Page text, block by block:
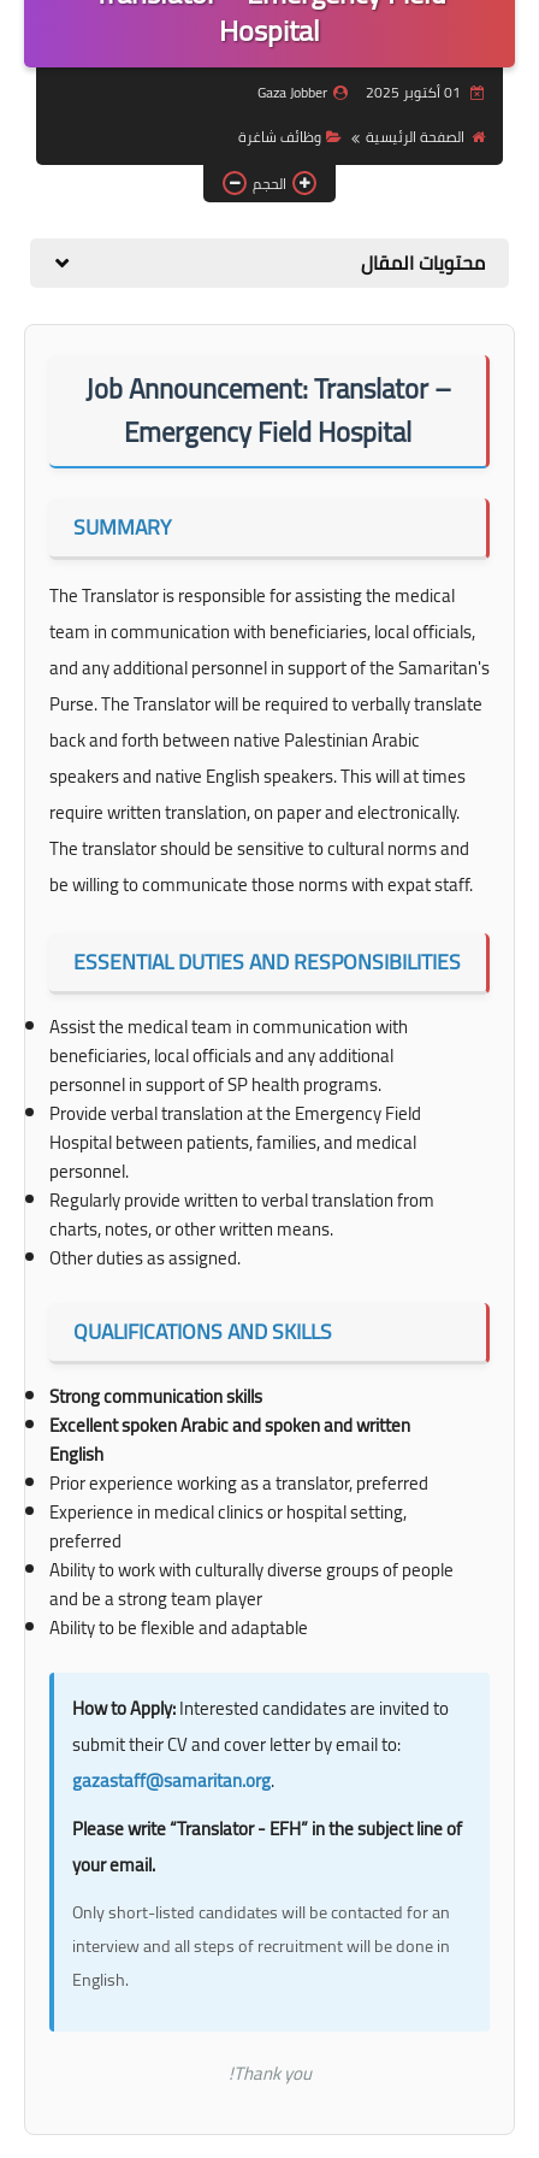
منوعات
نماذج سيرة ذاتية
Hospital
Gaza Jobber
الصفحة الرئيسية
وظائف شاغرة
الحجم
محتويات المقال
Job Announcement: Translator –
Emergency Field Hospital
SUMMARY
The Translator is responsible for assisting the medical
team in communication with beneficiaries, local officials,
and any additional personnel in support of the Samaritan's
Purse. The Translator will be required to verbally translate
back and forth between native Palestinian Arabic
speakers and native English speakers. This will at times
require written translation, on paper and electronically.
The translator should be sensitive to cultural norms and
be willing to communicate those norms with expat staff.
ESSENTIAL DUTIES AND RESPONSIBILITIES
Assist the medical team in communication with
beneficiaries, local officials and any additional
personnel in support of SP health programs.
Provide verbal translation at the Emergency Field
Hospital between patients, families, and medical
personnel.
Regularly provide written to verbal translation from
charts, notes, or other written means.
Other duties as assigned.
QUALIFICATIONS AND SKILLS
Strong communication skills
Excellent spoken Arabic and spoken and written
English
Prior experience working as a translator, preferred
Experience in medical clinics or hospital setting,
preferred
Ability to work with culturally diverse groups of people
and be a strong team player
Ability to be flexible and adaptable
How to Apply:Interested candidates are invited to
submit their CV and cover letter by email to:
gazastaff@samaritan.org.
Please write “Translator - EFH” in the subject line of
your email.
Only short-listed candidates will be contacted for an
interview and all steps of recruitment will be done in
English.
Thank you!